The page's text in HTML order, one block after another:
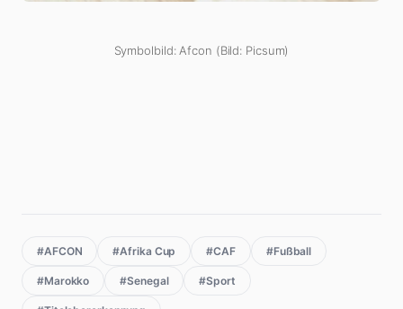
Symbolbild: Afcon (Bild: Picsum)
#AFCON #Afrika Cup #CAF #Fußball
#Marokko #Senegal #Sport